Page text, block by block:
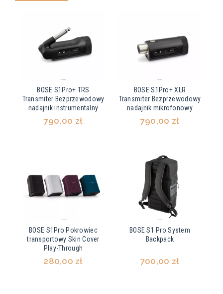
BOSE S1Pro+ TRS
Transmiter Bezprzewodowy
nadajnik instrumentalny
790,00 zł
BOSE S1Pro+ XLR
Transmiter Bezprzewodowy
nadajnik mikrofonowy
790,00 zł
BOSE S1Pro Pokrowiec
transportowy Skin Cover
Play-Through
280,00 zł
BOSE S1 Pro System
Backpack
700,00 zł